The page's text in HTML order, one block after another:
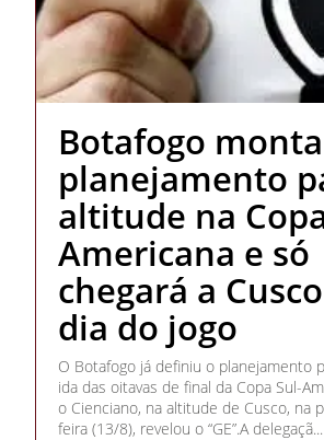
Botafogo monta
planejamento
altitude na
Americana e só
chegará a
dia do jogo
O Botafogo já definiu o planejamento
ida das oitavas de final da Copa Sul-
o Cienciano, na altitude de Cusco, na
feira (13/8), revelou o “GE”.A delegaçã...